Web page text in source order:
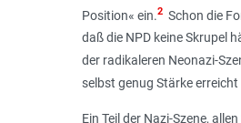
Position« ein.2Schon die
daß die NPD keine Skrupel
der radikaleren Neonazi-
selbst genug Stärke
Ein Teil der Nazi-Szene,